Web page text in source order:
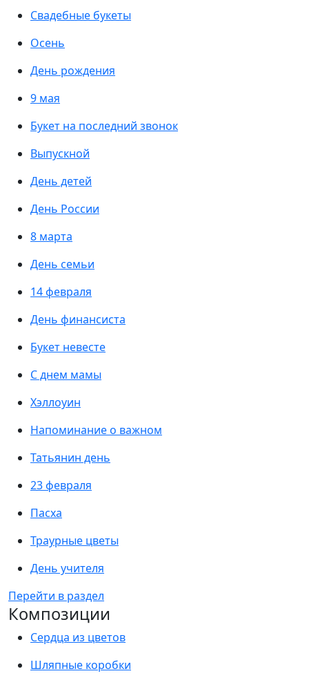
Свадебные букеты
Осень
День рождения
9 мая
Букет на последний звонок
Выпускной
День детей
День России
8 марта
День семьи
14 февраля
День финансиста
Букет невесте
С днем мамы
Хэллоуин
Напоминание о важном
Татьянин день
23 февраля
Пасха
Траурные цветы
День учителя
Перейти в раздел
Композиции
Сердца из цветов
Шляпные коробки